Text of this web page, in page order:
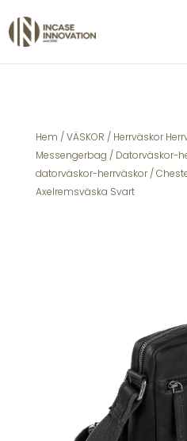
Hem /VÄSKOR / Herrväskor
Messengerbag / Datorväskor-
datorväskor-herrväskor/
Axelremsväska Svart